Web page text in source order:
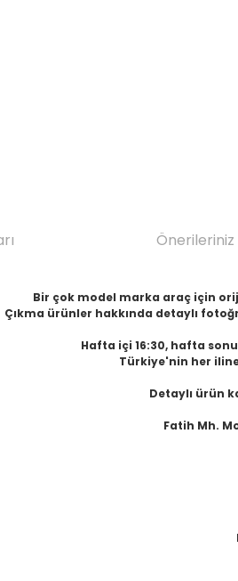
Önerileriniz
Bir çok model marka araç için
Çıkma ürünler hakkında detaylı
Hafta içi 16:30, hafta
Türkiye'nin her
Detaylı ürün
Fatih Mh.